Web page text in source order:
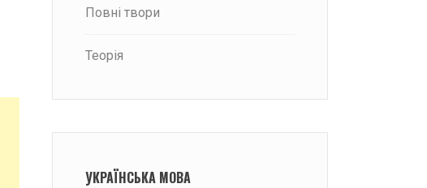
Повні твори
Теорія
УКРАЇНСЬКА МОВА